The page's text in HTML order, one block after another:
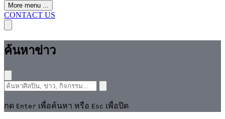
More menu ...
CONTACT US
ค้นหาข่าว
กด Enter เพื่อค้นหา หรือ Esc เพื่อปิด